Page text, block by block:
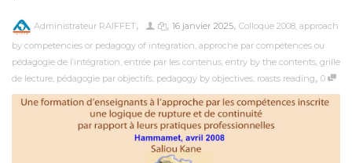
Administrateur RAIFFET, , 16 janvier 2025, Colloque 2008, approach
by competencies or pedagogy of integration, approche par compétences ou
pédagogie de l’intégration, entrée par les contenus, entry by the contents, grille
de lecture, pédagogie par objectifs, pedagogy by objectives, roasts reading, 0